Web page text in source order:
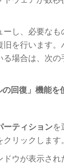
ーし、必要なも
旧を行います。
る場合は、次の
の回復 」機能を
ーティションを
クリックします
ウが表示され